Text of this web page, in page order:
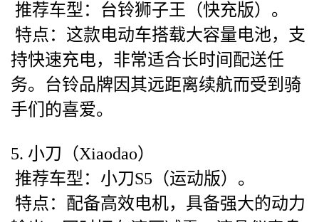
推荐车型：台铃狮子王（快充版）。
特点：这款电动车搭载大容量电池，支
持快速充电，非常适合长时间配送任
务。台铃品牌因其远距离续航而受到骑
手们的喜爱。
5. 小刀（Xiaodao）
推荐车型：小刀S5（运动版）。
特点：配备高效电机，具备强大的动力